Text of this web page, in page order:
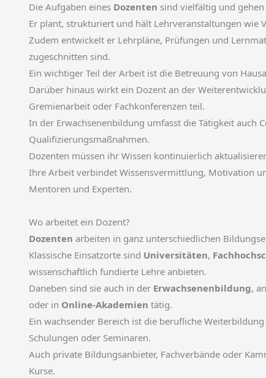
Die Aufgaben eines Dozenten sind vielfältig und
Er plant, strukturiert und hält Lehrveranstaltungen wie
Zudem entwickelt er Lehrpläne, Prüfungen und
zugeschnitten sind.
Ein wichtiger Teil der Arbeit ist die Betreuung von
Darüber hinaus wirkt ein Dozent an der
Gremienarbeit oder Fachkonferenzen teil.
In der Erwachsenenbildung umfasst die Tätigkeit auch
Qualifizierungsmaßnahmen.
Dozenten müssen ihr Wissen kontinuierlich
Ihre Arbeit verbindet Wissensvermittlung, Motivation
Mentoren und Experten.
Wo arbeitet ein Dozent?
Dozenten arbeiten in ganz unterschiedlichen
Klassische Einsatzorte sind Universitäten,
wissenschaftlich fundierte Lehre anbieten.
Daneben sind sie auch in der Erwachsenenbildung,
oder in Online-Akademien tätig.
Ein wachsender Bereich ist die berufliche
Schulungen oder Seminaren.
Auch private Bildungsanbieter, Fachverbände oder
Kurse.